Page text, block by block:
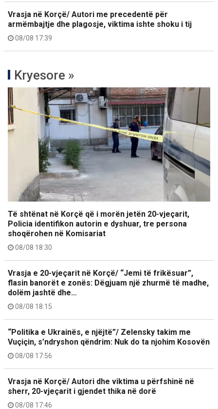
Vrasja në Korçë/ Autori me precedentë për
armëmbajtje dhe plagosje, viktima ishte shoku i tij
08/08 17:39
Kryesore »
Të shtënat në Korçë që i morën jetën 20-vjeçarit,
Policia identifikon autorin e dyshuar, tre persona
shoqërohen në Komisariat
08/08 18:30
Vrasja e 20-vjeçarit në Korçë/ “Jemi të frikësuar”,
flasin banorët e zonës: Dëgjuam një zhurmë të madhe,
dolëm jashtë dhe…
08/08 18:15
“Politika e Ukrainës, e njëjtë”/ Zelensky takim me
Vuçiçin, s’ndryshon qëndrim: Nuk do ta njohim Kosovën
08/08 17:56
Vrasja në Korçë/ Autori dhe viktima u përfshinë në
sherr, 20-vjeçarit i gjendet thika në dorë
08/08 17:46